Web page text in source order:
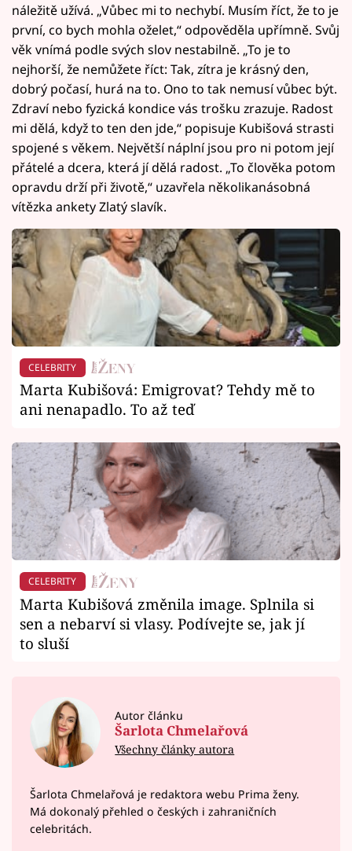
náležitě užívá. „Vůbec mi to nechybí. Musím říct, že to je
první, co bych mohla oželet,“ odpověděla upřímně. Svůj
věk vnímá podle svých slov nestabilně. „To je to
nejhorší, že nemůžete říct: Tak, zítra je krásný den,
dobrý počasí, hurá na to. Ono to tak nemusí vůbec být.
Zdraví nebo fyzická kondice vás trošku zrazuje. Radost
mi dělá, když to ten den jde,“ popisuje Kubišová strasti
spojené s věkem. Největší náplní jsou pro ni potom její
přátelé a dcera, která jí dělá radost. „To člověka potom
opravdu drží při životě,“ uzavřela několikanásobná
vítězka ankety Zlatý slavík.
CELEBRITY
Marta Kubišová: Emigrovat? Tehdy mě to
ani nenapadlo. To až teď
CELEBRITY
Marta Kubišová změnila image. Splnila si
sen a nebarví si vlasy. Podívejte se, jak jí
to sluší
Autor článku
Šarlota Chmelařová
Všechny články autora
Šarlota Chmelařová je redaktora webu Prima ženy.
Má dokonalý přehled o českých i zahraničních
celebritách.